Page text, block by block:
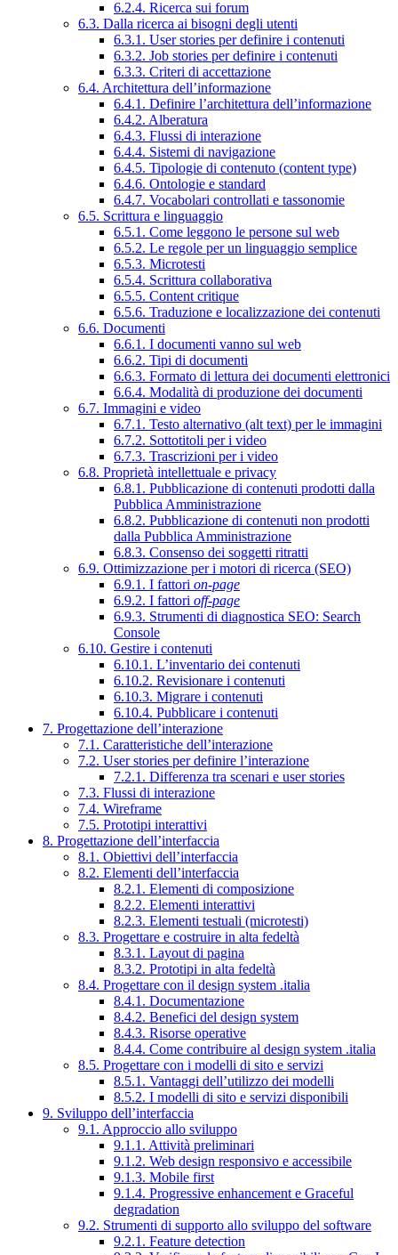
6.2.4. Ricerca sui forum
6.3. Dalla ricerca ai bisogni degli utenti
6.3.1. User stories per definire i contenuti
6.3.2. Job stories per definire i contenuti
6.3.3. Criteri di accettazione
6.4. Architettura dell’informazione
6.4.1. Definire l’architettura dell’informazione
6.4.2. Alberatura
6.4.3. Flussi di interazione
6.4.4. Sistemi di navigazione
6.4.5. Tipologie di contenuto (content type)
6.4.6. Ontologie e standard
6.4.7. Vocabolari controllati e tassonomie
6.5. Scrittura e linguaggio
6.5.1. Come leggono le persone sul web
6.5.2. Le regole per un linguaggio semplice
6.5.3. Microtesti
6.5.4. Scrittura collaborativa
6.5.5. Content critique
6.5.6. Traduzione e localizzazione dei contenuti
6.6. Documenti
6.6.1. I documenti vanno sul web
6.6.2. Tipi di documenti
6.6.3. Formato di lettura dei documenti elettronici
6.6.4. Modalità di produzione dei documenti
6.7. Immagini e video
6.7.1. Testo alternativo (alt text) per le immagini
6.7.2. Sottotitoli per i video
6.7.3. Trascrizioni per i video
6.8. Proprietà intellettuale e privacy
6.8.1. Pubblicazione di contenuti prodotti dalla
Pubblica Amministrazione
6.8.2. Pubblicazione di contenuti non prodotti
dalla Pubblica Amministrazione
6.8.3. Consenso dei soggetti ritratti
6.9. Ottimizzazione per i motori di ricerca (SEO)
6.9.1. I fattori on-page
6.9.2. I fattori off-page
6.9.3. Strumenti di diagnostica SEO: Search
Console
6.10. Gestire i contenuti
6.10.1. L’inventario dei contenuti
6.10.2. Revisionare i contenuti
6.10.3. Migrare i contenuti
6.10.4. Pubblicare i contenuti
7. Progettazione dell’interazione
7.1. Caratteristiche dell’interazione
7.2. User stories per definire l’interazione
7.2.1. Differenza tra scenari e user stories
7.3. Flussi di interazione
7.4. Wireframe
7.5. Prototipi interattivi
8. Progettazione dell’interfaccia
8.1. Obiettivi dell’interfaccia
8.2. Elementi dell’interfaccia
8.2.1. Elementi di composizione
8.2.2. Elementi interattivi
8.2.3. Elementi testuali (microtesti)
8.3. Progettare e costruire in alta fedeltà
8.3.1. Layout di pagina
8.3.2. Prototipi in alta fedeltà
8.4. Progettare con il design system .italia
8.4.1. Documentazione
8.4.2. Benefici del design system
8.4.3. Risorse operative
8.4.4. Come contribuire al design system .italia
8.5. Progettare con i modelli di sito e servizi
8.5.1. Vantaggi dell’utilizzo dei modelli
8.5.2. I modelli di sito e servizi disponibili
9. Sviluppo dell’interfaccia
9.1. Approccio allo sviluppo
9.1.1. Attività preliminari
9.1.2. Web design responsivo e accessibile
9.1.3. Mobile first
9.1.4. Progressive enhancement e Graceful
degradation
9.2. Strumenti di supporto allo sviluppo del software
9.2.1. Feature detection